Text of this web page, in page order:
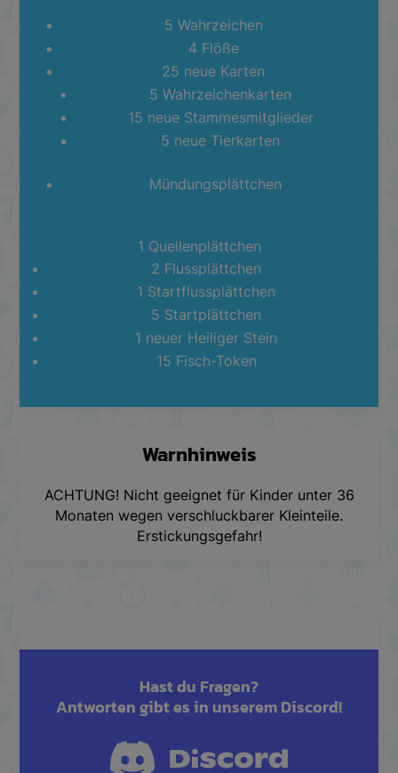
5 Wahrzeichen
4 Flöße
25 neue Karten
5 Wahrzeichenkarten
15 neue Stammesmitglieder
5 neue Tierkarten
Mündungsplättchen
1 Quellenplättchen
2 Flussplättchen
1 Startflussplättchen
5 Startplättchen
1 neuer Heiliger Stein
15 Fisch-Token
Warnhinweis
ACHTUNG! Nicht geeignet für Kinder unter 36
Monaten wegen verschluckbarer Kleinteile.
Erstickungsgefahr!
Hast du Fragen?
Antworten gibt es in unserem Discord!